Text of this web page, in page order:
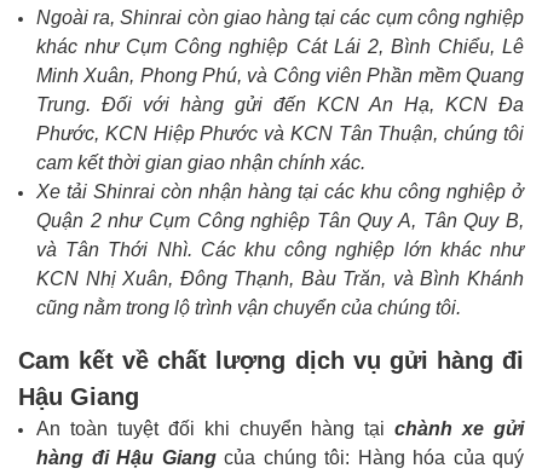
Ngoài ra, Shinrai còn giao hàng tại các cụm công nghiệp
khác như Cụm Công nghiệp Cát Lái 2, Bình Chiểu, Lê
Minh Xuân, Phong Phú, và Công viên Phần mềm Quang
Trung. Đối với hàng gửi đến KCN An Hạ, KCN Đa
Phước, KCN Hiệp Phước và KCN Tân Thuận, chúng tôi
cam kết thời gian giao nhận chính xác.
Xe tải Shinrai còn nhận hàng tại các khu công nghiệp ở
Quận 2 như Cụm Công nghiệp Tân Quy A, Tân Quy B,
và Tân Thới Nhì. Các khu công nghiệp lớn khác như
KCN Nhị Xuân, Đông Thạnh, Bàu Trăn, và Bình Khánh
cũng nằm trong lộ trình vận chuyển của chúng tôi.
Cam kết về chất lượng dịch vụ gửi hàng đi
Hậu Giang
An toàn tuyệt đối khi chuyển hàng tạichành xe gửi
hàng đi Hậu Giangcủa chúng tôi: Hàng hóa của quý